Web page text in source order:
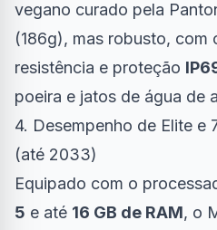
vegano curado pela
(186g), mas robusto, com
resistência e proteção
poeira e jatos de água de
4. Desempenho de Elite e
(até 2033)
Equipado com o
5 e até 16 GB de RAM, o